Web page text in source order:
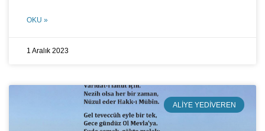
OKU »
1 Aralık 2023
ALIYE YEDIVEREN